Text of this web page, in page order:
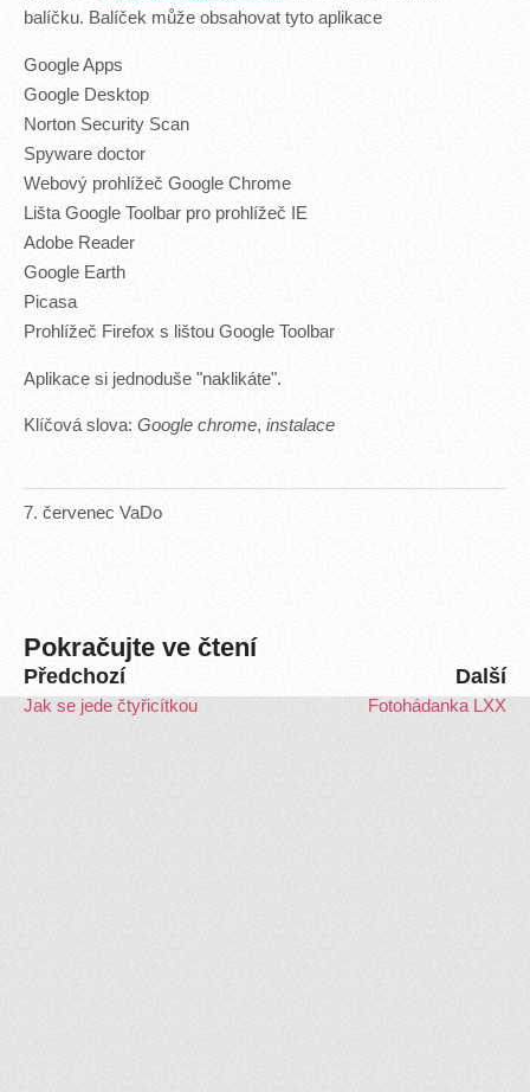
7. červenec VaDo
balíčku. Balíček může obsahovat tyto aplikace
Google Apps
Google Desktop
Norton Security Scan
Spyware doctor
Webový prohlížeč Google Chrome
Lišta Google Toolbar pro prohlížeč IE
Adobe Reader
Google Earth
Picasa
Prohlížeč Firefox s lištou Google Toolbar
Aplikace si jednoduše "naklikáte".
Klíčová slova: Google chrome, instalace
Pokračujte ve čtení
Další
Fotohádanka LXX
Předchozí
Jak se jede čtyřicítkou